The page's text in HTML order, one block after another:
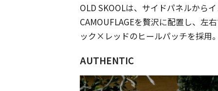
OLD SKOOLは、サイドパネルから
CAMOUFLAGEを贅沢に配置し、左
ック×レッドのヒールパッチを採用
AUTHENTIC